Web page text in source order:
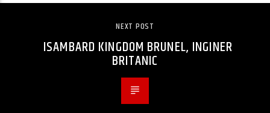
NEXT POST
ISAMBARD KINGDOM BRUNEL, INGINER
BRITANIC